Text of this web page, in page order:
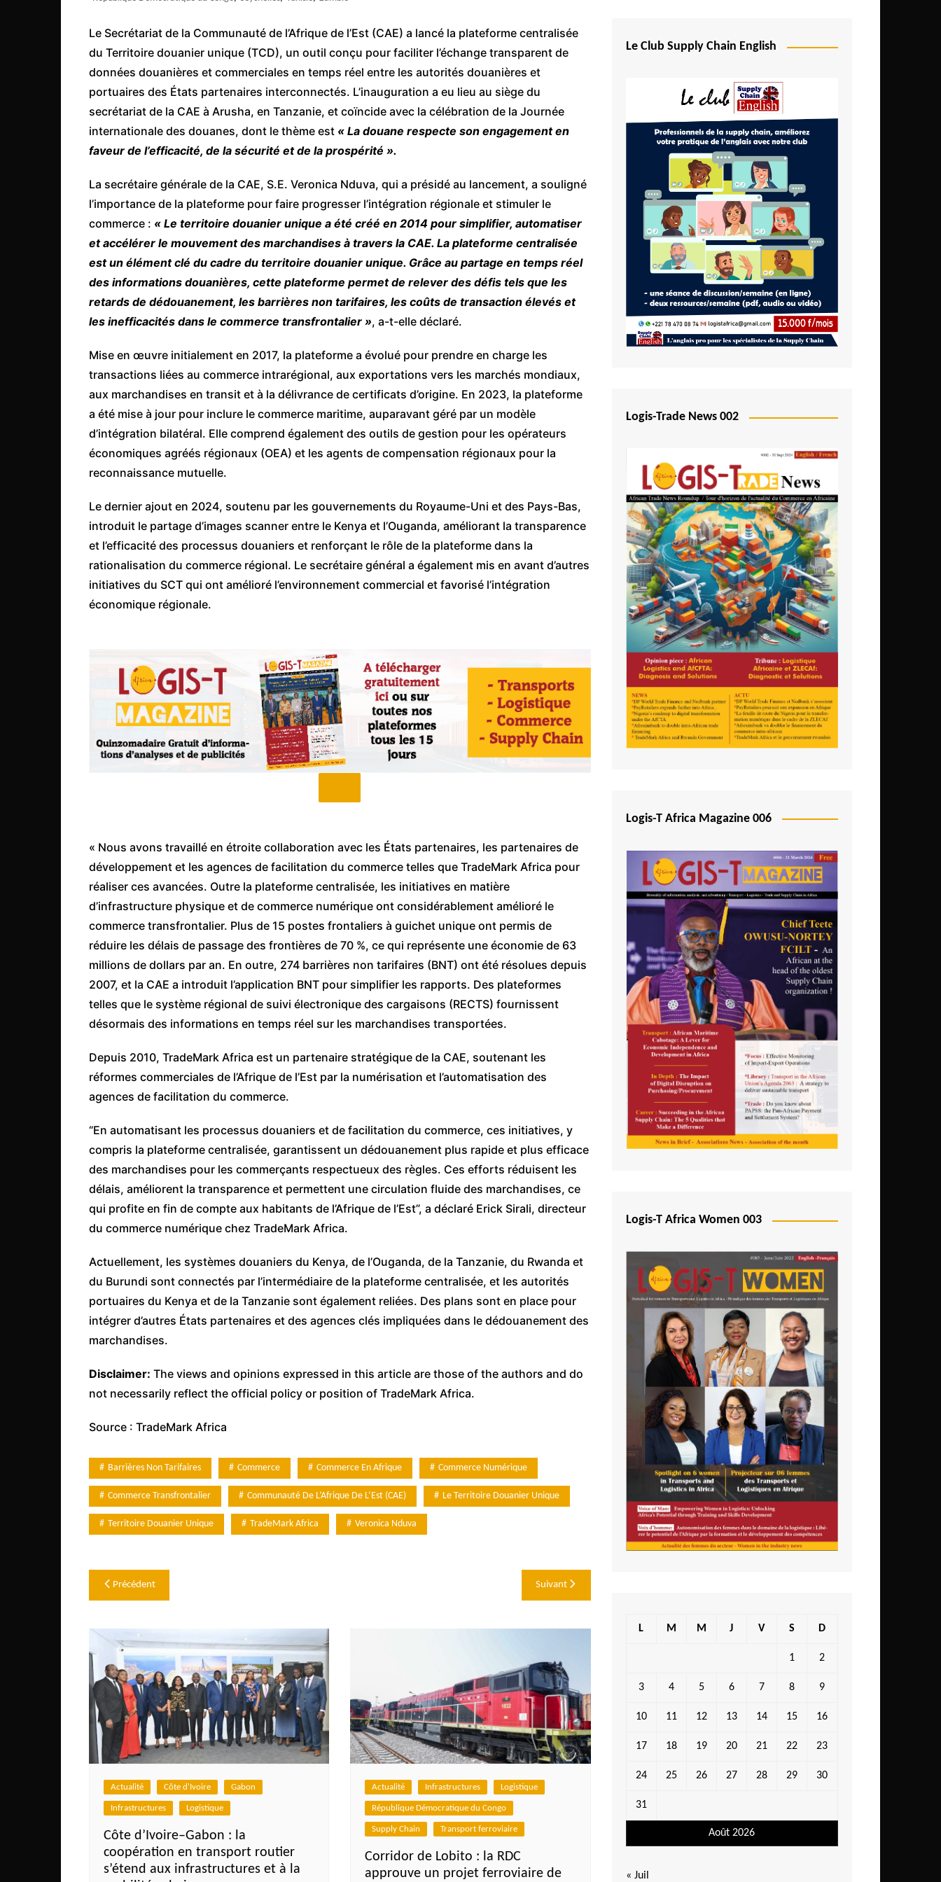
Djibouti
Egypte
Ethiopie
Gambie
Ghana
Guinée Bissau
Ile Maurice
Kenya
Lesotho Fr
Mali
Mauritanie
Mozambique
Namibie
Nigeria
Ouganda
Rwanda
Togo
São Tomé et Príncipe
Sierra Leone
Zimbabwe
Le Secrétariat de la Communauté de l’Afrique de l’Est (CAE) a lancé la plateforme centralisée
du Territoire douanier unique (TCD), un outil conçu pour faciliter l’échange transparent de
données douanières et commerciales en temps réel entre les autorités douanières et
portuaires des États partenaires interconnectés. L’inauguration a eu lieu au siège du
secrétariat de la CAE à Arusha, en Tanzanie, et coïncide avec la célébration de la Journée
internationale des douanes, dont le thème est « La douane respecte son engagement en
faveur de l’efficacité, de la sécurité et de la prospérité ».
La secrétaire générale de la CAE, S.E. Veronica Nduva, qui a présidé au lancement, a souligné
l’importance de la plateforme pour faire progresser l’intégration régionale et stimuler le
commerce : « Le territoire douanier unique a été créé en 2014 pour simplifier, automatiser
et accélérer le mouvement des marchandises à travers la CAE. La plateforme centralisée
est un élément clé du cadre du territoire douanier unique. Grâce au partage en temps réel
des informations douanières, cette plateforme permet de relever des défis tels que les
retards de dédouanement, les barrières non tarifaires, les coûts de transaction élevés et
les inefficacités dans le commerce transfrontalier », a-t-elle déclaré.
Mise en œuvre initialement en 2017, la plateforme a évolué pour prendre en charge les
transactions liées au commerce intrarégional, aux exportations vers les marchés mondiaux,
aux marchandises en transit et à la délivrance de certificats d’origine. En 2023, la plateforme
a été mise à jour pour inclure le commerce maritime, auparavant géré par un modèle
d’intégration bilatéral. Elle comprend également des outils de gestion pour les opérateurs
économiques agréés régionaux (OEA) et les agents de compensation régionaux pour la
reconnaissance mutuelle.
Le dernier ajout en 2024, soutenu par les gouvernements du Royaume-Uni et des Pays-Bas,
introduit le partage d’images scanner entre le Kenya et l’Ouganda, améliorant la transparence
et l’efficacité des processus douaniers et renforçant le rôle de la plateforme dans la
rationalisation du commerce régional. Le secrétaire général a également mis en avant d’autres
initiatives du SCT qui ont amélioré l’environnement commercial et favorisé l’intégration
économique régionale.
« Nous avons travaillé en étroite collaboration avec les États partenaires, les partenaires de
développement et les agences de facilitation du commerce telles que TradeMark Africa pour
réaliser ces avancées. Outre la plateforme centralisée, les initiatives en matière
d’infrastructure physique et de commerce numérique ont considérablement amélioré le
commerce transfrontalier. Plus de 15 postes frontaliers à guichet unique ont permis de
réduire les délais de passage des frontières de 70 %, ce qui représente une économie de 63
millions de dollars par an. En outre, 274 barrières non tarifaires (BNT) ont été résolues depuis
2007, et la CAE a introduit l’application BNT pour simplifier les rapports. Des plateformes
telles que le système régional de suivi électronique des cargaisons (RECTS) fournissent
désormais des informations en temps réel sur les marchandises transportées.
Depuis 2010, TradeMark Africa est un partenaire stratégique de la CAE, soutenant les
réformes commerciales de l’Afrique de l’Est par la numérisation et l’automatisation des
agences de facilitation du commerce.
“En automatisant les processus douaniers et de facilitation du commerce, ces initiatives, y
compris la plateforme centralisée, garantissent un dédouanement plus rapide et plus efficace
des marchandises pour les commerçants respectueux des règles. Ces efforts réduisent les
délais, améliorent la transparence et permettent une circulation fluide des marchandises, ce
qui profite en fin de compte aux habitants de l’Afrique de l’Est”, a déclaré Erick Sirali, directeur
du commerce numérique chez TradeMark Africa.
Actuellement, les systèmes douaniers du Kenya, de l’Ouganda, de la Tanzanie, du Rwanda et
du Burundi sont connectés par l’intermédiaire de la plateforme centralisée, et les autorités
portuaires du Kenya et de la Tanzanie sont également reliées. Des plans sont en place pour
intégrer d’autres États partenaires et des agences clés impliquées dans le dédouanement des
marchandises.
Disclaimer: The views and opinions expressed in this article are those of the authors and do
not necessarily reflect the official policy or position of TradeMark Africa.
Source : TradeMark Africa
Barrières Non Tarifaires Commerce Commerce En Afrique Commerce Numérique
Commerce Transfrontalier Communauté De L’Afrique De L’Est (CAE) Le Territoire Douanier Unique
Territoire Douanier Unique TradeMark Africa Veronica Nduva
Navigation
l’article
Précédent Suivant
Actualité Côte d'Ivoire Gabon
Infrastructures Logistique
Côte d’Ivoire–Gabon : la
coopération en transport routier
s’étend aux infrastructures et à la
Actualité Infrastructures Logistique
République Démocratique du Congo
Supply Chain Transport ferroviaire
Corridor de Lobito : la RDC
approuve un projet ferroviaire de
Le Club Supply Chain English
Logis-Trade News 002
Logis-T Africa Magazine 006
Logis-T Africa Women 003
Août 2026
L M M J V S D
1 2
3 4 5 6 7 8 9
10 11 12 13 14 15 16
17 18 19 20 21 22 23
24 25 26 27 28 29 30
31
« Juil